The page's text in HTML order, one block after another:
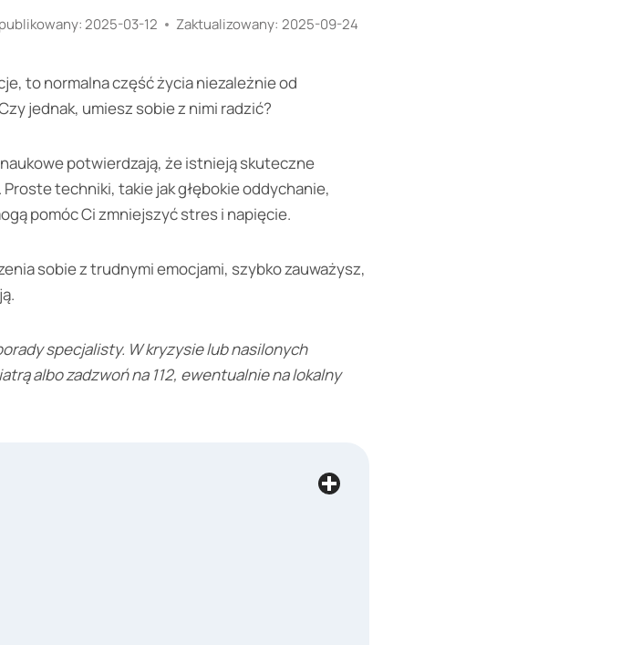
2025-03-12 Zaktualizowany: 2025-09-24
to normalna część życia niezależnie od
jednak, umiesz sobie z nimi radzić?
potwierdzają, że istnieją skuteczne
techniki, takie jak głębokie oddychanie,
pomóc Ci zmniejszyć stres i napięcie.
sobie z trudnymi emocjami, szybko zauważysz,
specjalisty. W kryzysie lub nasilonych
albo zadzwoń na 112, ewentualnie na lokalny